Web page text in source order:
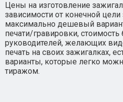
Цены на изготовление
зависимости от конечной цели
максимально дешевый
печати/гравировки,
руководителей, желающих
печать на своих зажигалках,
варианты, которые легко
тиражом.